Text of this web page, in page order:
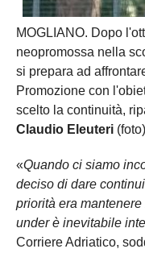
MOGLIANO. Dopo
neopromossa nella
si prepara ad
Promozione con
scelto la continuità,
Claudio Eleuteri
«Quando ci siamo
deciso di dare
priorità era
under è inevitabile
Corriere Adriatico,